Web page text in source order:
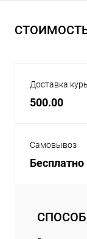
Доставка
500.00
Самовывоз
Бесплатно